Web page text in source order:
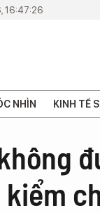
16:47:26
NHÌN KINH TẾ